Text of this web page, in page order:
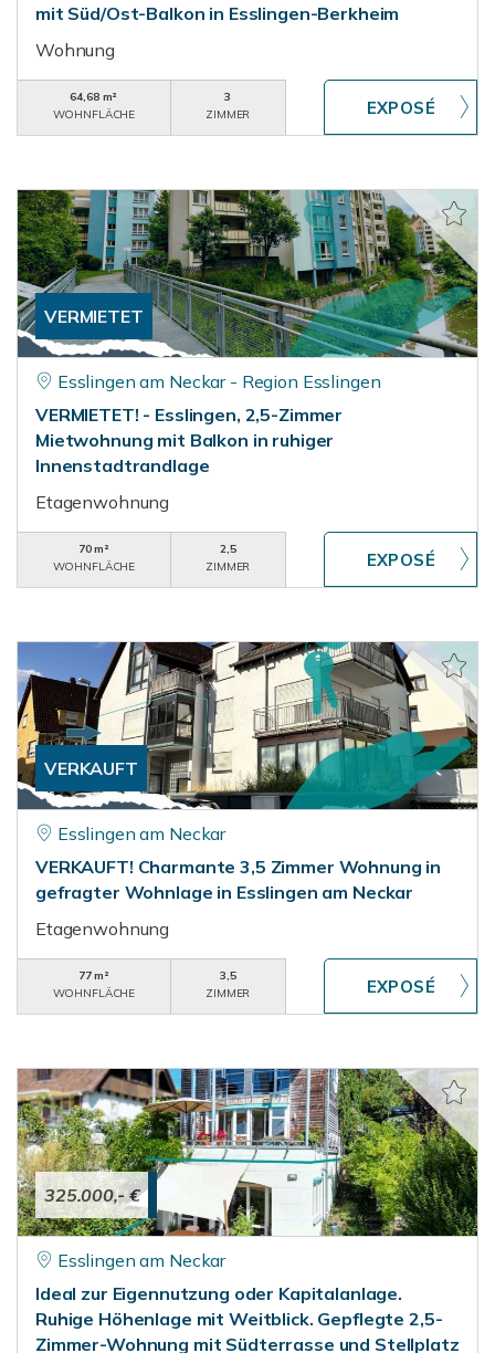
mit Süd/Ost-Balkon in Esslingen-Berkheim
Wohnung
64,68 m²
WOHNFLÄCHE
3
ZIMMER
VERMIETET
Esslingen am Neckar - Region Esslingen
VERMIETET! - Esslingen, 2,5-Zimmer
Mietwohnung mit Balkon in ruhiger
Innenstadtrandlage
Etagenwohnung
70 m²
WOHNFLÄCHE
2,5
ZIMMER
VERKAUFT
Esslingen am Neckar
VERKAUFT! Charmante 3,5 Zimmer Wohnung in
gefragter Wohnlage in Esslingen am Neckar
Etagenwohnung
77 m²
WOHNFLÄCHE
3,5
ZIMMER
325.000,- €
Esslingen am Neckar
Ideal zur Eigennutzung oder Kapitalanlage.
Ruhige Höhenlage mit Weitblick. Gepflegte 2,5-
Zimmer-Wohnung mit Südterrasse und Stellplatz